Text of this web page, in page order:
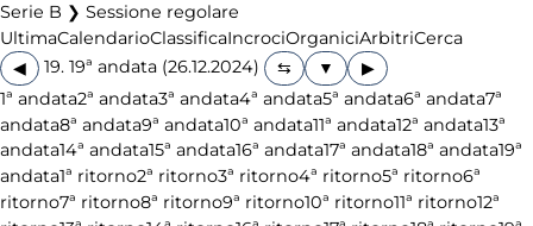
Serie B ❯ Sessione regolare
UltimaCalendarioClassificaIncrociOrganiciArbitriCerca
◀
19. 19ª andata (26.12.2024)
▶
1ª andata2ª andata3ª andata4ª andata5ª andata6ª andata7ª
andata8ª andata9ª andata10ª andata11ª andata12ª andata13ª
andata14ª andata15ª andata16ª andata17ª andata18ª andata19ª
andata1ª ritorno2ª ritorno3ª ritorno4ª ritorno5ª ritorno6ª
ritorno7ª ritorno8ª ritorno9ª ritorno10ª ritorno11ª ritorno12ª